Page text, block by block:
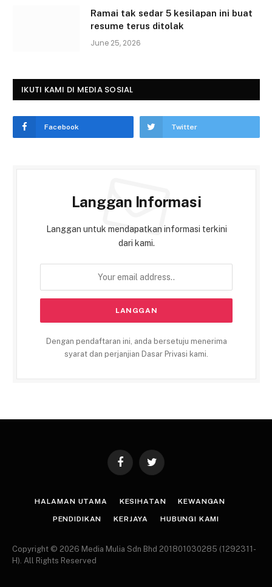
Ramai tak sedar 5 kesilapan ini buat
resume terus ditolak
June 25, 2026
IKUTI KAMI DI MEDIA SOSIAL
Facebook Twitter
Langgan Informasi
Langgan untuk mendapatkan informasi terkini
dari kami.
Dengan pendaftaran ini, anda bersetuju menerima
syarat dan perjanjian Dasar Privasi kami.
FacebookTwitter
HALAMAN UTAMA KESIHATAN KEWANGAN
PENDIDIKAN KERJAYA HUBUNGI KAMI
Copyright © 2026 Media Mulia Sdn Bhd 201801030285 (1292311-
H). All Rights Reserved